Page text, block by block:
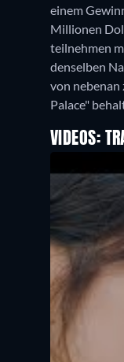
einem
Millionen
teilnehmen
denselben
von nebenan
Palace"
VIDEOS: